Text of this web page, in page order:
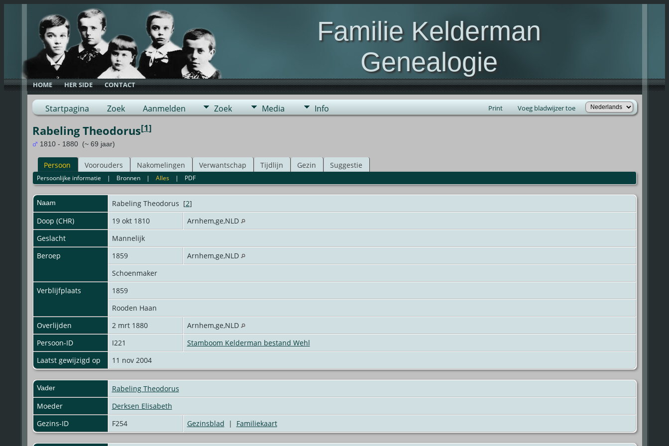
Familie Kelderman
Genealogie
Genealogie van de familie Kelderman(s)
HOME HER SIDE CONTACT
Startpagina Zoek Aanmelden Zoek Media Info Print Voeg bladwijzer toe
Rabeling Theodorus[1]
1810 - 1880 (~ 69 jaar)
Persoon Voorouders Nakomelingen Verwantschap Tijdlijn Gezin Suggestie
Persoonlijke informatie | Bronnen| Alles| PDF
Naam Rabeling Theodorus [2]
Doop (CHR)
19 okt 1810
Arnhem,ge,NLD
Geslacht
Mannelijk
Beroep
1859
Arnhem,ge,NLD
Schoenmaker
Verblijfplaats
1859
Rooden Haan
Overlijden
2 mrt 1880
Arnhem,ge,NLD
Persoon-ID
I221
Stamboom Kelderman bestand Wehl
Laatst gewijzigd op
11 nov 2004
Vader
Rabeling Theodorus
Moeder
Derksen Elisabeth
Gezins-ID
F254 Gezinsblad | Familiekaart